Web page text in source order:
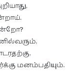
மனம்பதியும்.